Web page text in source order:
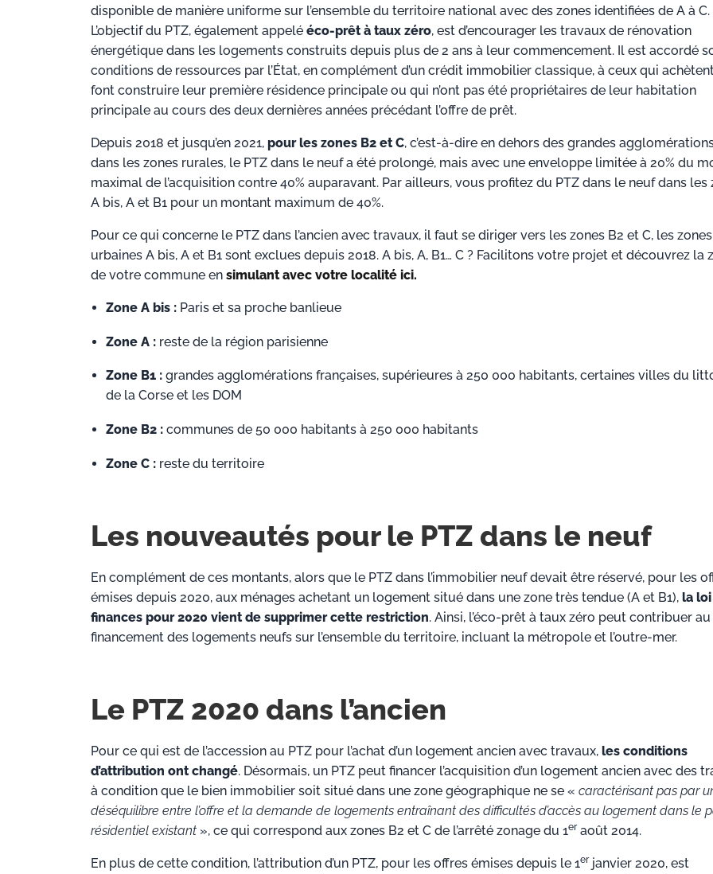
disponible de manière uniforme sur l’ensemble du territoire national avec des zones identifiées de A à C.
L’objectif du PTZ, également appelé éco-prêt à taux zéro, est d’encourager les travaux de rénovation
énergétique dans les logements construits depuis plus de 2 ans à leur commencement. Il est accordé
conditions de ressources par l’État, en complément d’un crédit immobilier classique, à ceux qui
font construire leur première résidence principale ou qui n’ont pas été propriétaires de leur habitation
principale au cours des deux dernières années précédant l’offre de prêt.
Depuis 2018 et jusqu’en 2021, pour les zones B2 et C, c’est-à-dire en dehors des grandes
dans les zones rurales, le PTZ dans le neuf a été prolongé, mais avec une enveloppe limitée à 20% du
maximal de l’acquisition contre 40% auparavant. Par ailleurs, vous profitez du PTZ dans le neuf dans les
A bis, A et B1 pour un montant maximum de 40%.
Pour ce qui concerne le PTZ dans l’ancien avec travaux, il faut se diriger vers les zones B2 et C, les zones
urbaines A bis, A et B1 sont exclues depuis 2018. A bis, A, B1… C ? Facilitons votre projet et découvrez la
de votre commune en simulant avec votre localité ici.
Zone A bis : Paris et sa proche banlieue
Zone A : reste de la région parisienne
Zone B1 : grandes agglomérations françaises, supérieures à 250 000 habitants, certaines villes du
de la Corse et les DOM
Zone B2 : communes de 50 000 habitants à 250 000 habitants
Zone C : reste du territoire
Les nouveautés pour le PTZ dans le neuf
En complément de ces montants, alors que le PTZ dans l’immobilier neuf devait être réservé, pour les
émises depuis 2020, aux ménages achetant un logement situé dans une zone très tendue (A et B1), la
finances pour 2020 vient de supprimer cette restriction. Ainsi, l’éco-prêt à taux zéro peut contribuer au
financement des logements neufs sur l’ensemble du territoire, incluant la métropole et l’outre-mer.
Le PTZ 2020 dans l’ancien
Pour ce qui est de l’accession au PTZ pour l’achat d’un logement ancien avec travaux, les conditions
d’attribution ont changé. Désormais, un PTZ peut financer l’acquisition d’un logement ancien avec des
à condition que le bien immobilier soit situé dans une zone géographique ne se « caractérisant pas par
déséquilibre entre l’offre et la demande de logements entraînant des difficultés d’accès au logement dans le
résidentiel existant », ce qui correspond aux zones B2 et C de l’arrêté zonage du 1eraoût 2014.
En plus de cette condition, l’attribution d’un PTZ, pour les offres émises depuis le 1erjanvier 2020, est